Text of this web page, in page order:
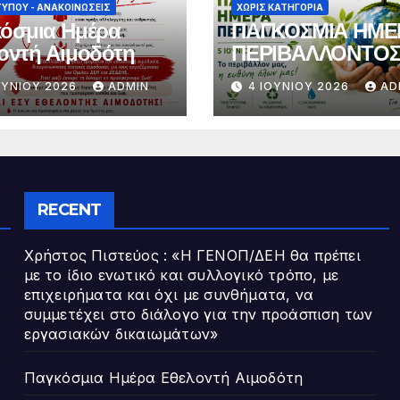
- ΑΝΑΚΟΙΝΏΣΕΙΣ
Ημέρα
Αιμοδότη
2026 ADMIN
ΧΩΡΊΣ ΚΑΤΗΓΟΡΊΑ
ΠΑΓΚΟΣΜΙΑ
ΠΕΡΙΒΑΛΛΟΝΤΟΣ
4 ΙΟΥΝΊΟΥ 2026
RECENT
Χρήστος Πιστεύος : «Η ΓΕΝΟΠ/ΔΕΗ θα πρέπει
με το ίδιο ενωτικό και συλλογικό τρόπο, με
επιχειρήματα και όχι με συνθήματα, να
συμμετέχει στο διάλογο για την προάσπιση των
εργασιακών δικαιωμάτων»
Παγκόσμια Ημέρα Εθελοντή Αιμοδότη